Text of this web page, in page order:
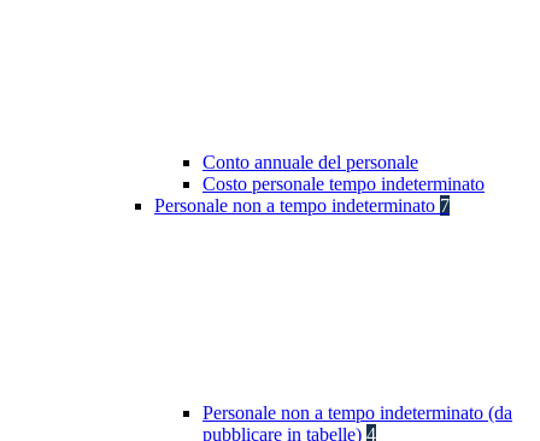
Conto annuale del personale
Costo personale tempo indeterminato
Personale non a tempo indeterminato 7
Personale non a tempo indeterminato (da
pubblicare in tabelle) 4